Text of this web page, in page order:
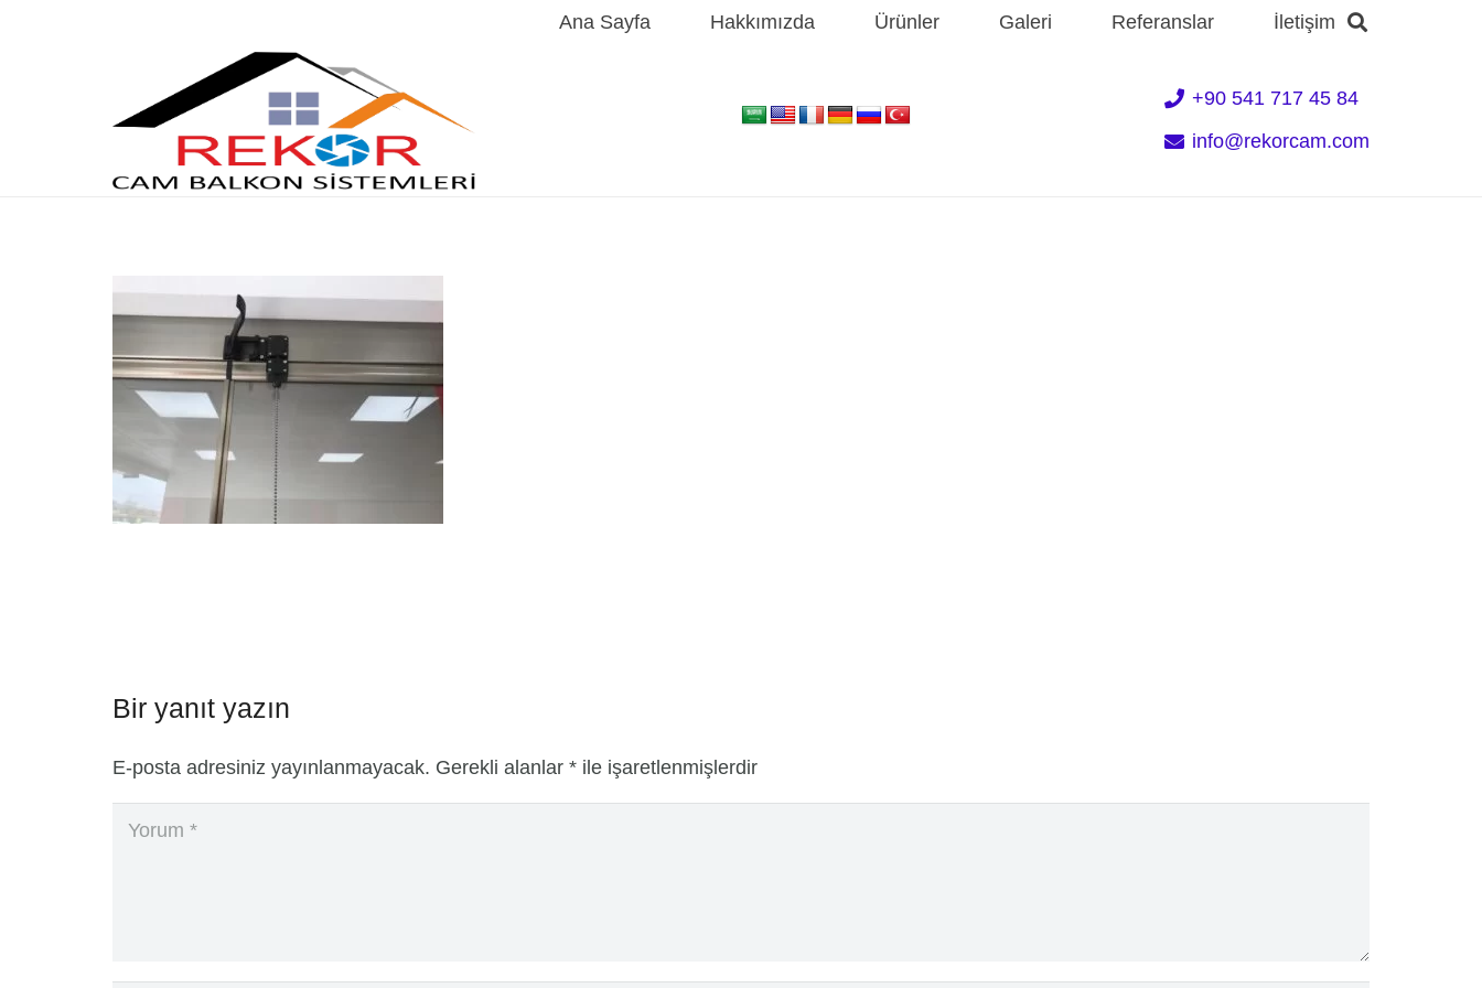
Ana Sayfa Hakkımızda Ürünler Galeri Referanslar İletişim
+90 541 717 45 84
info@rekorcam.com
Bir yanıt yazın
E-posta adresiniz yayınlanmayacak. Gerekli alanlar * ile işaretlenmişlerdir